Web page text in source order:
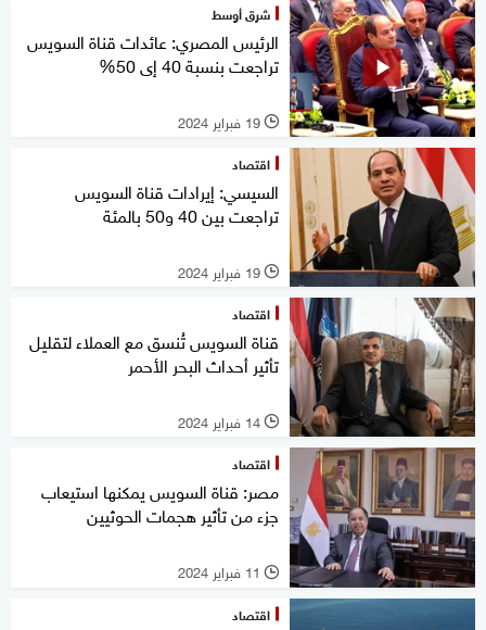
شرق أوسط
الرئيس المصري: عائدات قناة السويس
تراجعت بنسبة 40 إى 50%
l 19 فبراير 2024
اقتصاد
السيسي: إيرادات قناة السويس
تراجعت بين 40 و50 بالمئة
l 19 فبراير 2024
اقتصاد
قناة السويس تُنسق مع العملاء لتقليل
تأثير أحداث البحر الأحمر
l 14 فبراير 2024
اقتصاد
مصر: قناة السويس يمكنها استيعاب
جزء من تأثير هجمات الحوثيين
l 11 فبراير 2024
اقتصاد